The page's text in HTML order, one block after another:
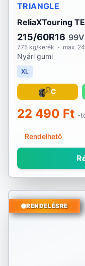
TRIANGLE
ReliaXTouring
215/60R16 99V
775 kg/kerék · max.
Nyári gumi
XL
C
22 490 Ft -
Rendelhető
RENDELÉSRE